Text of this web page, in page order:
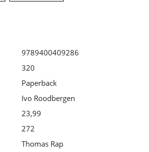
9789400409286
320
Paperback
Ivo Roodbergen
23,99
272
Thomas Rap